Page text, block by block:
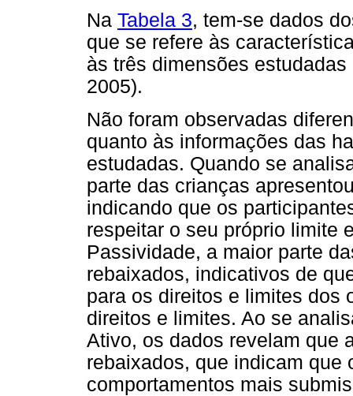
Na Tabela 3, tem-se dados
que se refere às
às três dimensões
2005).
Não foram observadas
quanto às informações das
estudadas. Quando se
parte das crianças
indicando que os
respeitar o seu próprio limite
Passividade, a maior parte
rebaixados, indicativos de
para os direitos e limites dos
direitos e limites. Ao se
Ativo, os dados revelam que
rebaixados, que indicam que
comportamentos mais